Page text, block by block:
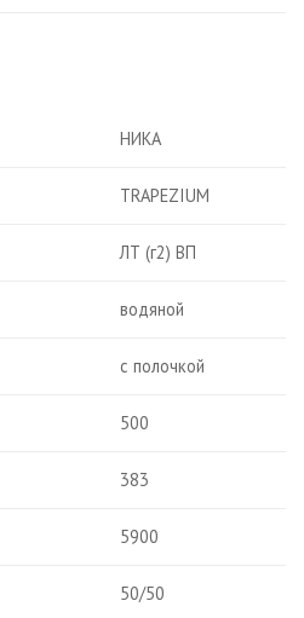
НИКА
TRAPEZIUM
ЛТ (г2) ВП
водяной
с полочкой
500
383
5900
50/50